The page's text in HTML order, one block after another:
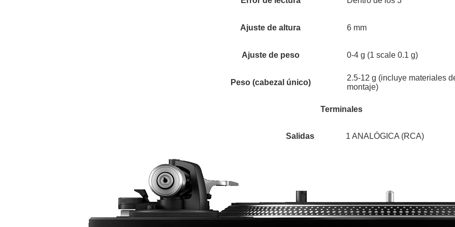
Ajuste de altura 6 mm
Ajuste de peso 0-4 g (1 scale 0.1 g)
Peso (cabezal único)
2.5-12 g (incluye materiales
montaje)
Terminales
Salidas 1 ANALÓGICA (RCA)